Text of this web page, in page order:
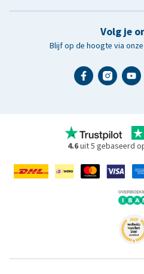
Volg je
Blijf op de hoogte via
4.6uit 5 gebaseerd